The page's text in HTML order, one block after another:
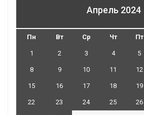
Апрель 2024
Пн Вт Ср Чт Пт
1 2 3 4 5
8 9 10 11 12
15 16 17 18 19
22 23 24 25 26